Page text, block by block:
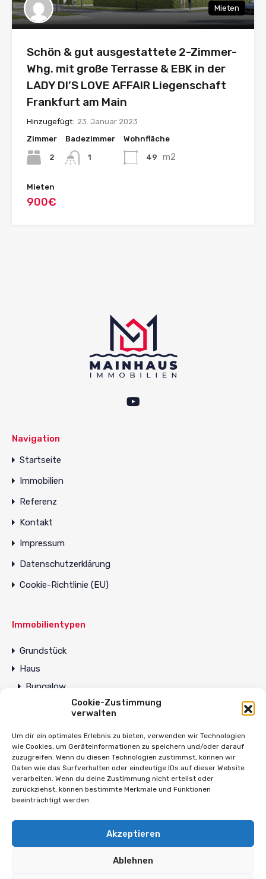
Cookie-Zustimmung
verwalten
Um dir ein optimales Erlebnis zu bieten, verwenden wir Technologien
wie Cookies, um Geräteinformationen zu speichern und/oder darauf
zuzugreifen. Wenn du diesen Technologien zustimmst, können wir
Daten wie das Surfverhalten oder eindeutige IDs auf dieser Website
verarbeiten. Wenn du deine Zustimmung nicht erteilst oder
zurückziehst, können bestimmte Merkmale und Funktionen
beeinträchtigt werden.
Akzeptieren
Ablehnen
admin Mieten
Schön & gut ausgestattete 2-Zimmer-
Whg. mit große Terrasse & EBK in der
LADY DI’S LOVE AFFAIR Liegenschaft
Frankfurt am Main
Hinzugefügt: 23. Januar 2023
Zimmer
2
Badezimmer
1
Wohnfläche
49 m2
Mieten
900€
Navigation
Startseite
Immobilien
Referenz
Kontakt
Impressum
Datenschutzerklärung
Cookie-Richtlinie (EU)
Immobilientypen
Grundstück
Haus
Bungalow
Mainhaus Immobilien
Am Römerbrunnen 2, 65479
Raunheim
info@mainhaus-immobilien.de